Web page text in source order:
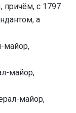
причём, с 1797
а
майор,
майор,
майор,